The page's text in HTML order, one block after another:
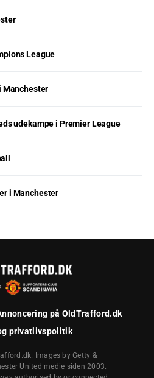
League
udekampe i Premier League
i Manchester
på OldTrafford.dk
privatlivspolitik
Images by Getty &
United medie siden 2003.